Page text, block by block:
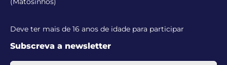
Deve ter mais de 16 anos de idade para participar
Subscreva a newsletter